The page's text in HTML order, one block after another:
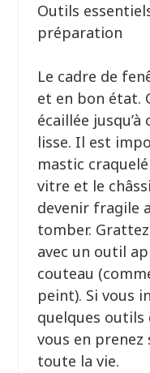
Outils
préparation
Le cadre de
et en bon état.
écaillée
lisse. Il est
mastic
vitre et le
devenir fragile
tomber.
avec un outil
couteau
peint). Si vous
quelques
vous en
toute la vie.